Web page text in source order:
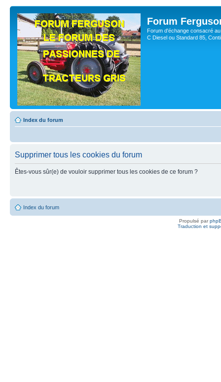
Forum
Forum d'échange consacré
C Diesel ou Standard 85,
Index du forum
Supprimer tous les cookies du forum
Êtes-vous sûr(e) de vouloir supprimer tous les cookies de ce forum ?
Index du forum
Propulsé par
Traduction et